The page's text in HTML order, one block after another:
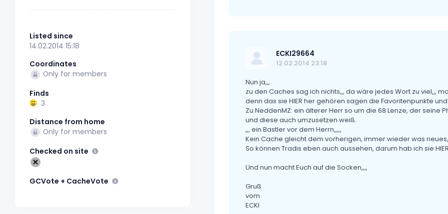
Listed since
14.02.2014 15:18
Coordinates
Only for members
Finds
3
Distance from home
Only for members
Checked on site
GCVote + CacheVote
ECKI29664
12.02.2014 23:18
Nun ja,,,
zu den Caches sag ich nichts,,, da wäre jedes Wort zu viel,,,
denn das sie HIER her gehören sagen die Favoritenpunkte und
Zu NeddenMZ: ein älterer Herr so um die 68 Lenze, der seine
und diese auch umzusetzen weiß.
,,, ein Bastler vor dem Herrn,,,,,
Kein Cache gleicht dem vorherigen, immer wieder was
So können Tradis eben auch aussehen, darum hab ich sie
Und nun macht Euch auf die Socken,,,,
Gruß
vom
ECKI